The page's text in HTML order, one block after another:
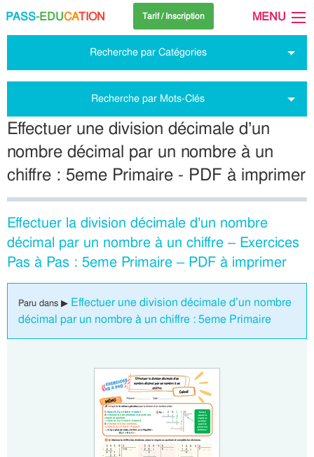
PASS-EDUCATION Tarif / Inscription MENU
Recherche par Catégories
Recherche par Mots-Clés
Effectuer une division décimale d’un
nombre décimal par un nombre à un
chiffre : 5eme Primaire - PDF à imprimer
Effectuer la division décimale d’un nombre
décimal par un nombre à un chiffre – Exercices
Pas à Pas : 5eme Primaire – PDF à imprimer
Paru dans ▶ Effectuer une division décimale d’un nombre
décimal par un nombre à un chiffre : 5eme Primaire